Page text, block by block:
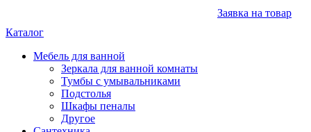
Заявка на товар
Каталог
Мебель для ванной
Зеркала для ванной комнаты
Тумбы с умывальниками
Подстолья
Шкафы пеналы
Другое